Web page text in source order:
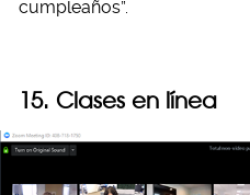
cumpleaños”.
15. Clases en línea